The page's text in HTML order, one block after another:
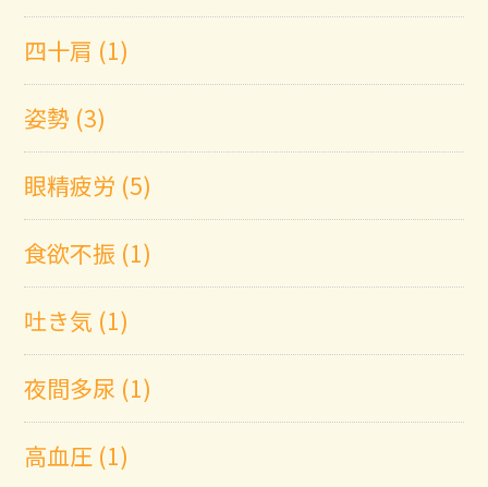
四十肩 (1)
姿勢 (3)
眼精疲労 (5)
食欲不振 (1)
吐き気 (1)
夜間多尿 (1)
高血圧 (1)